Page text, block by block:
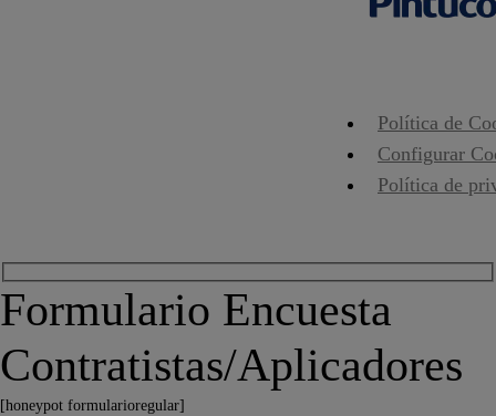
Política de
Configurar
Política de
Formulario Encuesta
Contratistas/Aplicadores
[honeypot formularioregular]